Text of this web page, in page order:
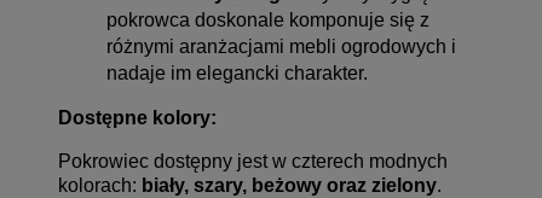
pokrowca doskonale komponuje się z
różnymi aranżacjami mebli ogrodowych i
nadaje im elegancki charakter.
Dostępne kolory:
Pokrowiec dostępny jest w czterech modnych
kolorach: biały, szary, beżowy oraz zielony.